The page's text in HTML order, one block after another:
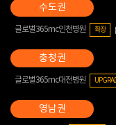
글로벌365mc인천병원 확장
글로벌365mc대전병원